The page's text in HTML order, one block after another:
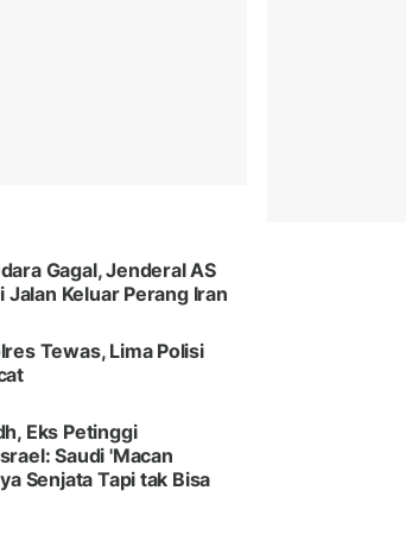
Gagal, Jenderal AS
Jalan Keluar Perang Iran
Tewas, Lima Polisi
Eks Petinggi
Saudi 'Macan
Senjata Tapi tak Bisa